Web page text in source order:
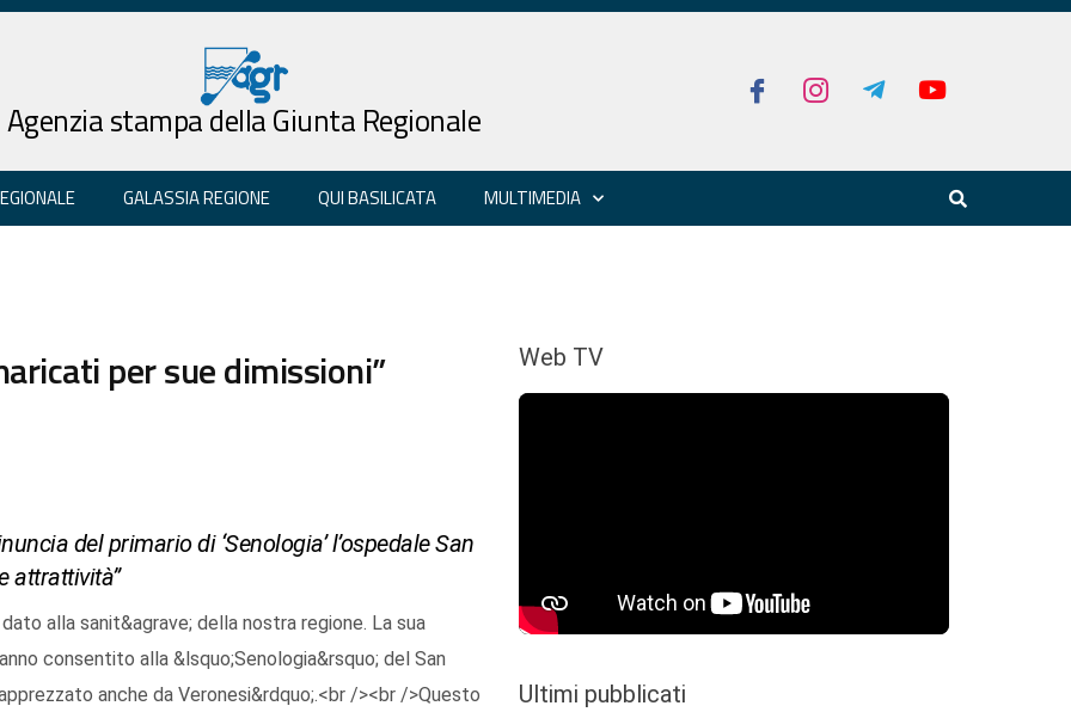
Agenzia stampa della Giunta Regionale
GALASSIA REGIONE QUI BASILICATA MULTIMEDIA
per sue dimissioni”
del primario di ‘Senologia’ l’ospedale San
attrattività”
alla sanit&agrave; della nostra regione. La sua
consentito alla &lsquo;Senologia&rsquo; del San
anche da Veronesi&rdquo;.<br /><br />Questo
Web TV
Ultimi pubblicati